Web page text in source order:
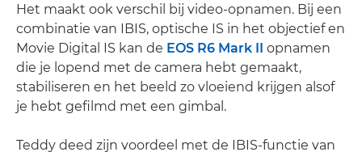
Het maakt ook verschil bij video-opnamen. Bij een
combinatie van IBIS, optische IS in het objectief en
Movie Digital IS kan de EOS R6 Mark II opnamen
die je lopend met de camera hebt gemaakt,
stabiliseren en het beeld zo vloeiend krijgen alsof
je hebt gefilmd met een gimbal.
Teddy deed zijn voordeel met de IBIS-functie van